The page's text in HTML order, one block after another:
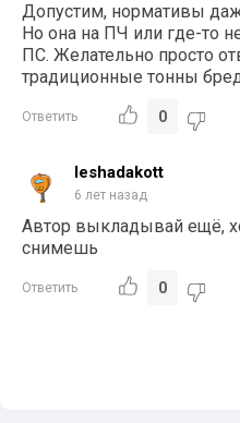
Допустим, нормативы
Но она на ПЧ или где-то
ПС. Желательно просто
традиционные тонны
Ответить 0
leshadakott
6 лет назад
Автор выкладывай ещё,
снимешь
Ответить 0